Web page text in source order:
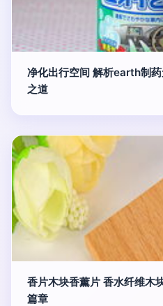
净化出行空间 解析earth制
之道
香片木块香薰片 香水纤维木
篇章